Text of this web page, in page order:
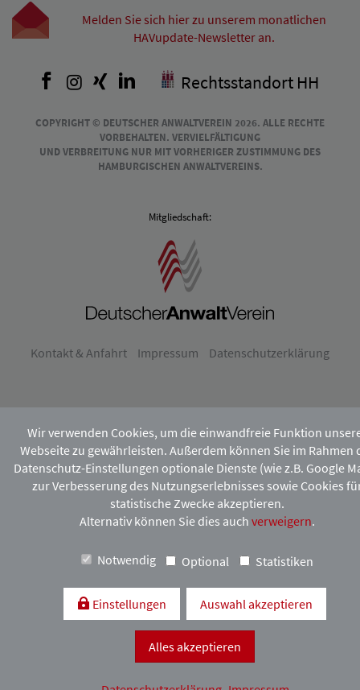
Melden Sie sich hier zu unserem monatlichen
HAVupdate-Newsletter an.
Facebook
Instagram
XingLinkedInRechtsstandort HH
COPYRIGHT © DEUTSCHER ANWALTVEREIN 2026. ALLE RECHTE
VORBEHALTEN. VERVIELFÄLTIGUNG
UND VERBREITUNG NUR MIT VORHERIGER ZUSTIMMUNG DES
HAMBURGISCHEN ANWALTVEREINS.
Mitgliedschaft:
Kontakt & Anfahrt Impressum Datenschutzerklärung
Wir verwenden Cookies, um die einwandfreie Funktion
Webseite zu gewährleisten. Außerdem können Sie im Rahmen
Datenschutz-Einstellungen optionale Dienste (wie z.B. Google
zur Verbesserung des Nutzungserlebnisses sowie Cookies
statistische Zwecke akzeptieren.
Alternativ können Sie dies auch verweigern.
Notwendig Optional Statistiken
Einstellungen Auswahl akzeptieren
Alles akzeptieren